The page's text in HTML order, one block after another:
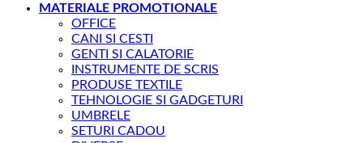
MATERIALE PROMOTIONALE
OFFICE
CANI SI CESTI
GENTI SI CALATORIE
INSTRUMENTE DE SCRIS
PRODUSE TEXTILE
TEHNOLOGIE SI GADGETURI
UMBRELE
SETURI CADOU